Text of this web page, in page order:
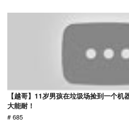
【越哥】11岁男孩在垃圾场捡到一个
大能耐！
# 685